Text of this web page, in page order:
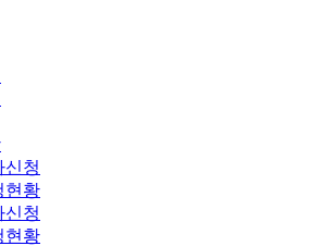
신청
현황
신청
현황